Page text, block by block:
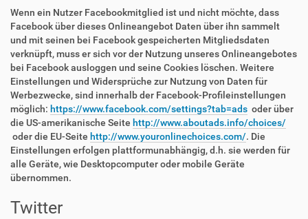
Wenn ein Nutzer Facebookmitglied ist und nicht möchte, dass
Facebook über dieses Onlineangebot Daten über ihn sammelt
und mit seinen bei Facebook gespeicherten Mitgliedsdaten
verknüpft, muss er sich vor der Nutzung unseres Onlineangebotes
bei Facebook ausloggen und seine Cookies löschen. Weitere
Einstellungen und Widersprüche zur Nutzung von Daten für
Werbezwecke, sind innerhalb der Facebook-Profileinstellungen
möglich: https://www.facebook.com/settings?tab=ads oder über
die US-amerikanische Seite http://www.aboutads.info/choices/
oder die EU-Seite http://www.youronlinechoices.com/. Die
Einstellungen erfolgen plattformunabhängig, d.h. sie werden für
alle Geräte, wie Desktopcomputer oder mobile Geräte
übernommen.
Twitter